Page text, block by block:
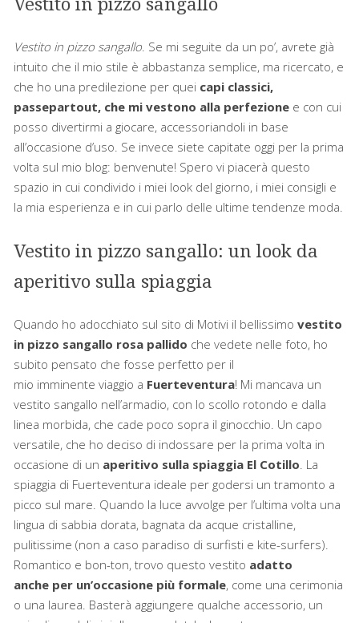
Vestito in pizzo sangallo. Se mi seguite da un po’, avrete già
intuito che il mio stile è abbastanza semplice, ma ricercato, e
che ho una predilezione per quei capi classici,
passepartout, che mi vestono alla perfezione e con cui
posso divertirmi a giocare, accessoriandoli in base
all’occasione d’uso. Se invece siete capitate oggi per la prima
volta sul mio blog: benvenute! Spero vi piacerà questo
spazio in cui condivido i miei look del giorno, i miei consigli e
la mia esperienza e in cui parlo delle ultime tendenze moda.
Vestito in pizzo sangallo: un look da
aperitivo sulla spiaggia
Quando ho adocchiato sul sito di Motivi il bellissimovestito
in pizzo sangallo rosa pallido che vedete nelle foto, ho
subito pensato che fosse perfetto per il
mio imminente viaggio a Fuerteventura! Mi mancava un
vestito sangallo nell’armadio, con lo scollo rotondo e dalla
linea morbida, che cade poco sopra il ginocchio. Un capo
versatile, che ho deciso di indossare per la prima volta in
occasione di un aperitivo sulla spiaggia El Cotillo. La
spiaggia di Fuerteventura ideale per godersi un tramonto a
picco sul mare. Quando la luce avvolge per l’ultima volta una
lingua di sabbia dorata, bagnata da acque cristalline,
pulitissime (non a caso paradiso di surfisti e kite-surfers).
Romantico e bon-ton, trovo questo vestito adatto
anche per un’occasione più formale, come una cerimonia
o una laurea. Basterà aggiungere qualche accessorio, un